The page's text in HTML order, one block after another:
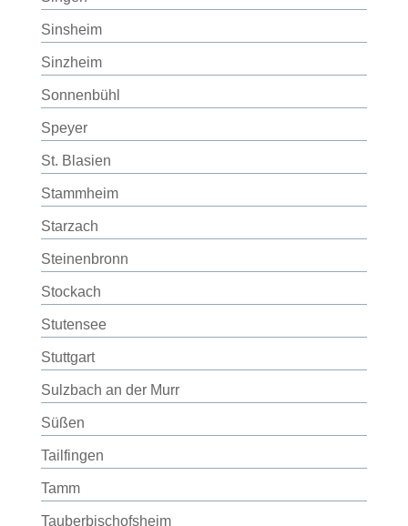
Sinsheim
Sinzheim
Sonnenbühl
Speyer
St. Blasien
Stammheim
Starzach
Steinenbronn
Stockach
Stutensee
Stuttgart
Sulzbach an der Murr
Süßen
Tailfingen
Tamm
Tauberbischofsheim